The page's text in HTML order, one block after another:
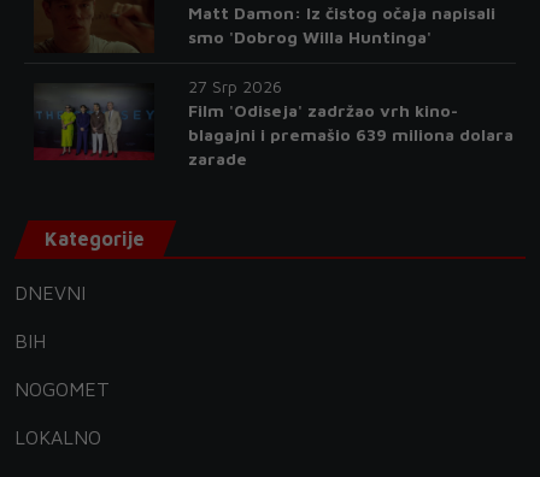
Matt Damon: Iz čistog očaja napisali
smo 'Dobrog Willa Huntinga'
27 Srp 2026
Film 'Odiseja' zadržao vrh kino-
blagajni i premašio 639 miliona dolara
zarade
Kategorije
DNEVNI
BIH
NOGOMET
LOKALNO